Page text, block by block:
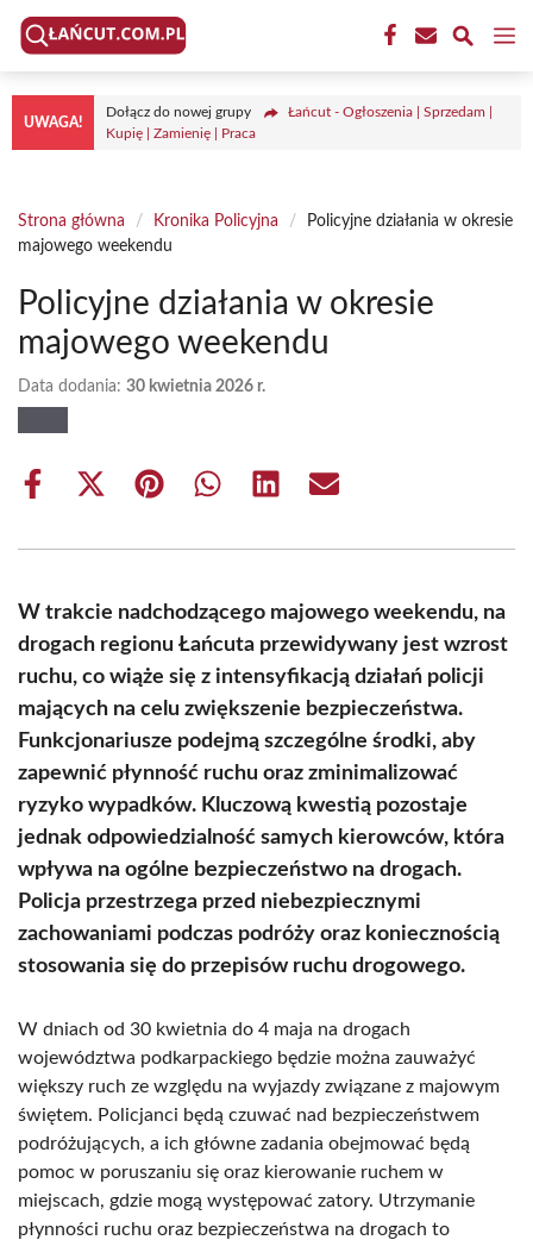
Przejdź
treści
UWAGA!
Dołącz do nowej grupy
Łańcut - Ogłoszenia | Sprzedam |
Kupię | Zamienię | Praca
Strona główna / Kronika Policyjna /
Policyjne działania w okresie
majowego weekendu
Policyjne działania w okresie
majowego weekendu
Data dodania: 30 kwietnia 2026 r.
Share
Share
(Twitter)
Share Share Share Share
W trakcie nadchodzącego majowego weekendu, na
drogach regionu Łańcuta przewidywany jest wzrost
ruchu, co wiąże się z intensyfikacją działań policji
mających na celu zwiększenie bezpieczeństwa.
Funkcjonariusze podejmą szczególne środki, aby
zapewnić płynność ruchu oraz zminimalizować
ryzyko wypadków. Kluczową kwestią pozostaje
jednak odpowiedzialność samych kierowców, która
wpływa na ogólne bezpieczeństwo na drogach.
Policja przestrzega przed niebezpiecznymi
zachowaniami podczas podróży oraz koniecznością
stosowania się do przepisów ruchu drogowego.
W dniach od 30 kwietnia do 4 maja na drogach
województwa podkarpackiego będzie można zauważyć
większy ruch ze względu na wyjazdy związane z majowym
świętem. Policjanci będą czuwać nad bezpieczeństwem
podróżujących, a ich główne zadania obejmować będą
pomoc w poruszaniu się oraz kierowanie ruchem w
miejscach, gdzie mogą występować zatory. Utrzymanie
płynności ruchu oraz bezpieczeństwa na drogach to